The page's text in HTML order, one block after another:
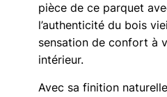
pièce de ce parquet
l’authenticité du bois
sensation de confort à
intérieur.
Avec sa finition